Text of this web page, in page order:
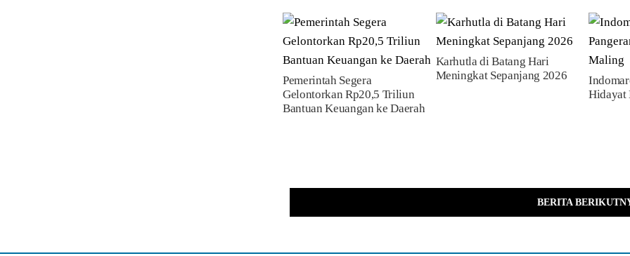
Pemerintah Segera
Gelontorkan Rp20,5 Triliun
Bantuan Keuangan ke Daerah
Karhutla di Batang Hari
Meningkat Sepanjang 2026
Hidayat
BERITA